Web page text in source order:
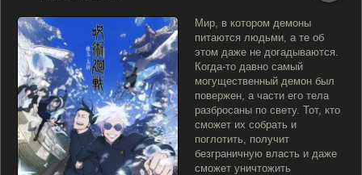
Мир, в котором демоны
питаются людьми, а те об
этом даже не догадываются.
Когда-то давно самый
могущественный демон был
повержен, а части его тела
разбросаны по свету. Тот, кто
сможет их собрать и
поглотить, получит
безграничную власть и даже
сможет уничтожить